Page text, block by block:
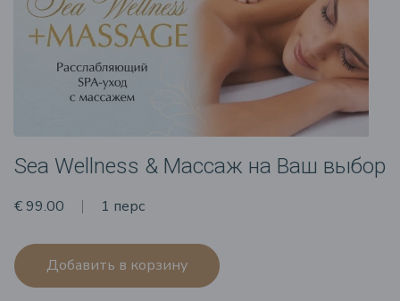
Sea Wellness & Массаж на Ваш выбор
€ 99.00 1 перс
Добавить в корзину